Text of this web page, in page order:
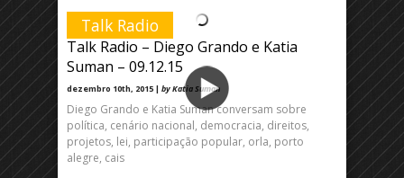
Talk Radio
Talk Radio – Diego Grando e Katia
Suman – 09.12.15
dezembro 10th, 2015 | by Katia Suman
Diego Grando e Katia Suman conversam sobre
política, cenário nacional, democracia, direitos,
projetos, lei, participação popular, orla, porto
alegre, cais